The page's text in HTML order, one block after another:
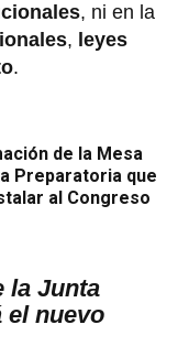
, ni en la
, leyes
.
de la Mesa
Preparatoria que
al Congreso
la Junta
el nuevo